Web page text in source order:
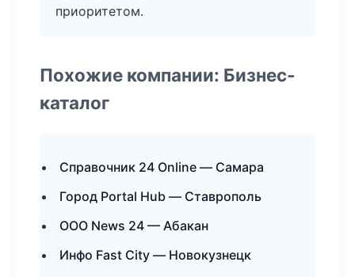
приоритетом.
Похожие компании: Бизнес-
каталог
Справочник 24 Online — Самара
Город Portal Hub — Ставрополь
ООО News 24 — Абакан
Инфо Fast City — Новокузнецк